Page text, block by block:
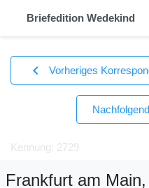
Briefedition Wedekind
chevron_left Vorheriges
Kennung: 2729
Frankfurt am Main,